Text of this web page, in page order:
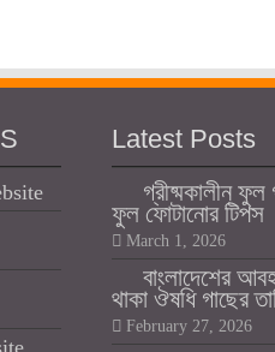
Latest Posts
গ্রীষ্মকালীন
ফুল ফোটানোর টিপস
March 1, 2026
বাংলাদেশের
থাকা ঔষধি গাছের
February 27, 2026